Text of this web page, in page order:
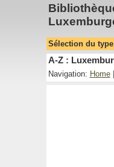
Sélection du
A-Z :
Navigation: Home|